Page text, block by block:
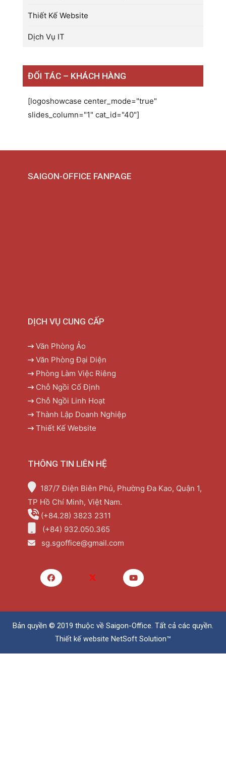
Thiết Kế Website
Dịch Vụ IT
ĐỐI TÁC – KHÁCH HÀNG
[logoshowcase center_mode="true"
slides_column="1" cat_id="40"]
SAIGON-OFFICE FANPAGE
DỊCH VỤ CUNG CẤP
Văn Phòng Ảo
Văn Phòng Đại Diện
Phòng Làm Việc Riêng
Chỗ Ngồi Cố Định
Chỗ Ngồi Linh Hoạt
Thành Lập Doanh Nghiệp
Thiết Kế Website
THÔNG TIN LIÊN HỆ
187/7 Điện Biên Phủ, Phường Đa Kao, Quận 1,
TP Hồ Chí Minh, Việt Nam.
(+84.28) 3823 2311
(+84) 932.050.365
sg.sgoffice@gmail.com
Bản quyền © 2019 thuộc về Saigon-Office. Tất cả các quyền.
Thiết kế website NetSoft Solution™